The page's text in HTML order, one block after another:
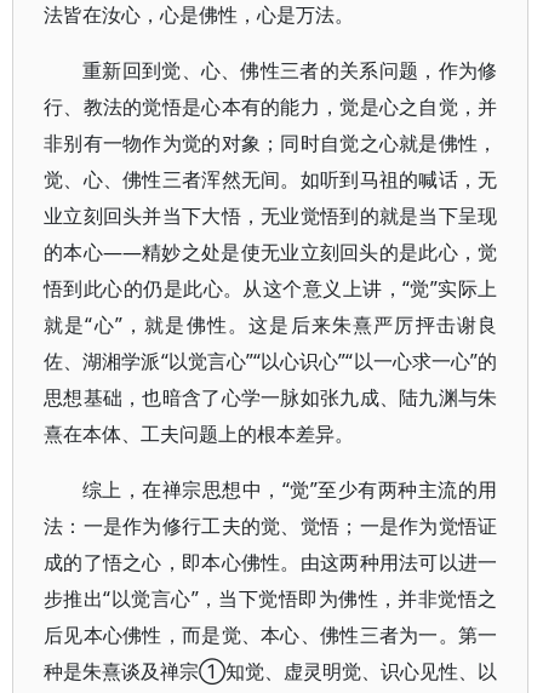
法皆在汝心，心是佛性，心是万法。
重新回到觉、心、佛性三者的关系问题，作为修
行、教法的觉悟是心本有的能力，觉是心之自觉，并
非别有一物作为觉的对象；同时自觉之心就是佛性，
觉、心、佛性三者浑然无间。如听到马祖的喊话，无
业立刻回头并当下大悟，无业觉悟到的就是当下呈现
的本心——精妙之处是使无业立刻回头的是此心，觉
悟到此心的仍是此心。从这个意义上讲，“觉”实际上
就是“心”，就是佛性。这是后来朱熹严厉抨击谢良
佐、湖湘学派“以觉言心”“以心识心”“以一心求一心”的
思想基础，也暗含了心学一脉如张九成、陆九渊与朱
熹在本体、工夫问题上的根本差异。
综上，在禅宗思想中，“觉”至少有两种主流的用
法：一是作为修行工夫的觉、觉悟；一是作为觉悟证
成的了悟之心，即本心佛性。由这两种用法可以进一
步推出“以觉言心”，当下觉悟即为佛性，并非觉悟之
后见本心佛性，而是觉、本心、佛性三者为一。第一
种是朱熹谈及禅宗①知觉、虚灵明觉、识心见性、以